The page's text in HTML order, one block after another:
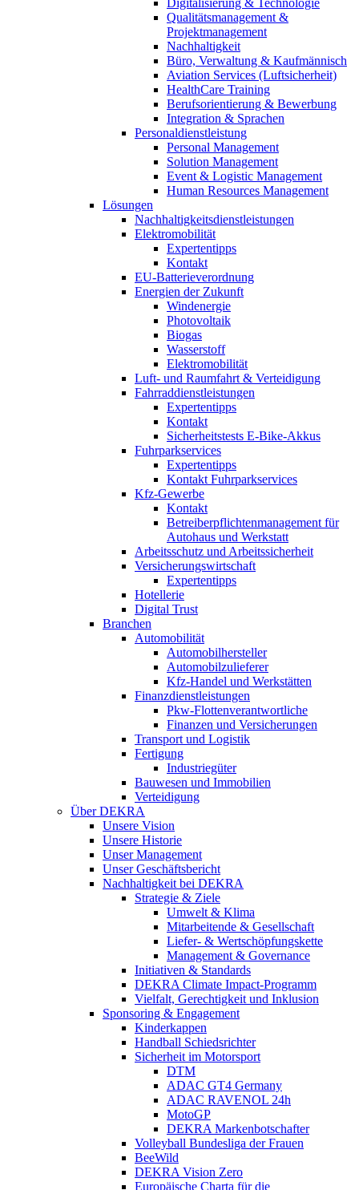
Qualitätsmanagement &
Projektmanagement
Nachhaltigkeit
Büro, Verwaltung & Kaufmännisch
Aviation Services (Luftsicherheit)
HealthCare Training
Berufsorientierung & Bewerbung
Integration & Sprachen
Personaldienstleistung
Personal Management
Solution Management
Event & Logistic Management
Human Resources Management
Lösungen
Nachhaltigkeitsdienstleistungen
Elektromobilität
Expertentipps
Kontakt
EU-Batterieverordnung
Energien der Zukunft
Windenergie
Photovoltaik
Biogas
Wasserstoff
Elektromobilität
Luft- und Raumfahrt & Verteidigung
Fahrraddienstleistungen
Expertentipps
Kontakt
Sicherheitstests E-Bike-Akkus
Fuhrparkservices
Expertentipps
Kontakt Fuhrparkservices
Kfz-Gewerbe
Kontakt
Betreiberpflichtenmanagement für
Autohaus und Werkstatt
Arbeitsschutz und Arbeitssicherheit
Versicherungswirtschaft
Expertentipps
Hotellerie
Digital Trust
Branchen
Automobilität
Automobilhersteller
Automobilzulieferer
Kfz-Handel und Werkstätten
Finanzdienstleistungen
Pkw‑Flottenverantwortliche
Finanzen und Versicherungen
Transport und Logistik
Fertigung
Industriegüter
Bauwesen und Immobilien
Verteidigung
Über DEKRA
Unsere Vision
Unsere Historie
Unser Management
Unser Geschäftsbericht
Nachhaltigkeit bei DEKRA
Strategie & Ziele
Umwelt & Klima
Mitarbeitende & Gesellschaft
Liefer- & Wertschöpfungskette
Management & Governance
Initiativen & Standards
DEKRA Climate Impact-Programm
Vielfalt, Gerechtigkeit und Inklusion​
Sponsoring & Engagement
Kinderkappen
Handball Schiedsrichter
Sicherheit im Motorsport
DTM
ADAC GT4 Germany
ADAC RAVENOL 24h
MotoGP
DEKRA Markenbotschafter
Volleyball Bundesliga der Frauen
BeeWild
DEKRA Vision Zero
Europäische Charta für die